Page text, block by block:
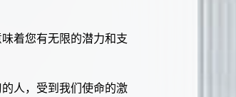
着您有无限的潜力和支
人，受到我们使命的激